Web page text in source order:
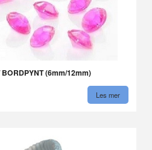
(6mm/12mm)
Les mer